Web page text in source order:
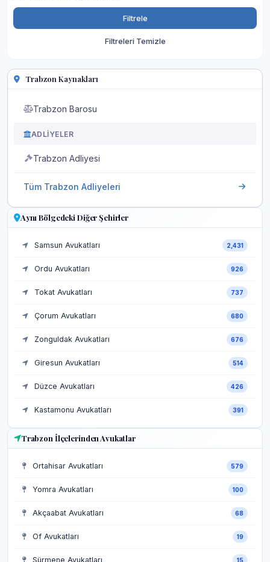
Filtrele
Filtreleri Temizle
Trabzon Kaynakları
Trabzon Barosu
ADLIYELER
Trabzon Adliyesi
Tüm Trabzon Adliyeleri
Aynı Bölgedeki Diğer Şehirler
Samsun Avukatları 2,431
Ordu Avukatları 926
Tokat Avukatları 737
Çorum Avukatları 680
Zonguldak Avukatları 676
Giresun Avukatları 514
Düzce Avukatları 426
Kastamonu Avukatları 391
Trabzon İlçelerinden Avukatlar
Ortahisar Avukatları 579
Yomra Avukatları 100
Akçaabat Avukatları 68
Of Avukatları 19
Sürmene Avukatları 15